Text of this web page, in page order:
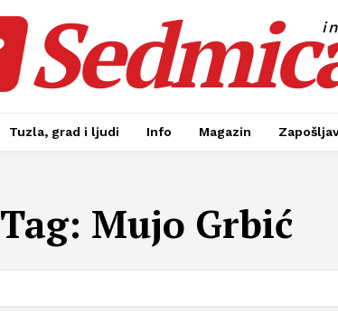
Tuzla, grad i ljudi Info Magazin
Tag: Mujo Grbić